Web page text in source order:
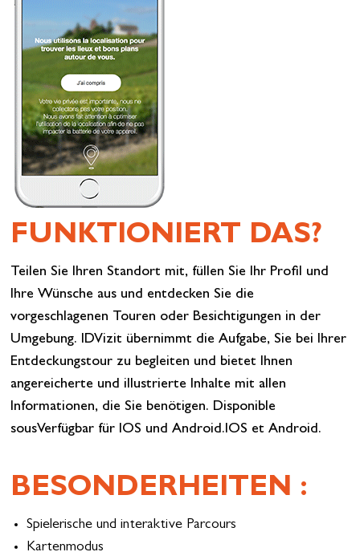
FUNKTIONIERT DAS?
Teilen Sie Ihren Standort mit, füllen Sie Ihr Profil und
Ihre Wünsche aus und entdecken Sie die
vorgeschlagenen Touren oder Besichtigungen in der
Umgebung. IDVizit übernimmt die Aufgabe, Sie bei Ihrer
Entdeckungstour zu begleiten und bietet Ihnen
angereicherte und illustrierte Inhalte mit allen
Informationen, die Sie benötigen. Disponible
sousVerfügbar für IOS und Android.IOS et Android.
BESONDERHEITEN :
Spielerische und interaktive Parcours
Kartenmodus